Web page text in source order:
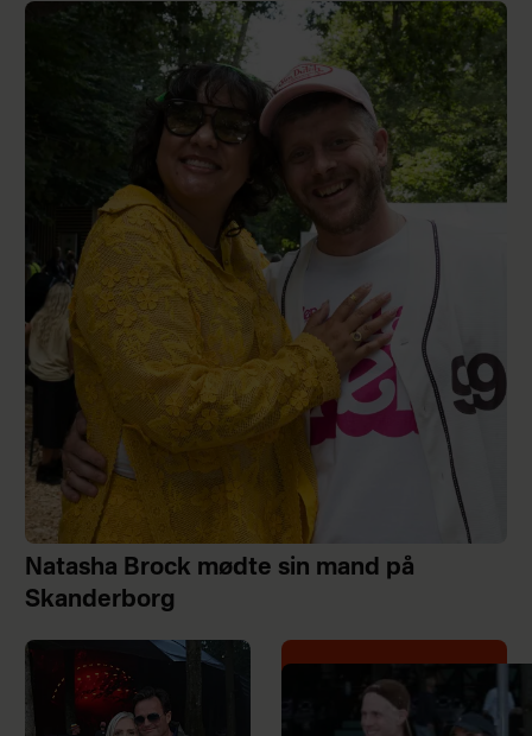
Natasha Brock mødte sin mand på
Skanderborg